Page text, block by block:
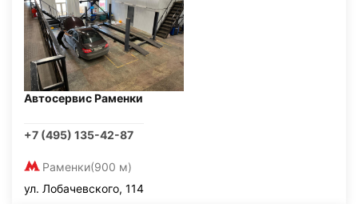
Автосервис Раменки
+7 (495) 135-42-87
Раменки(900 м)
ул. Лобачевского, 114